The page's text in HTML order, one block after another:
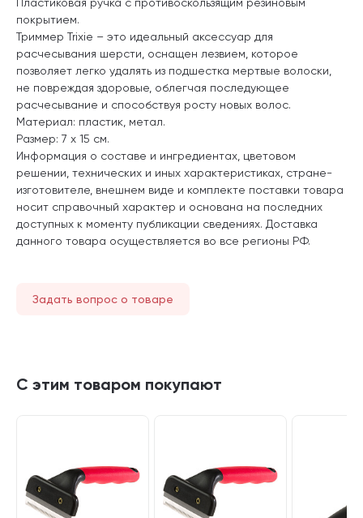
покрытием.
Триммер Trixie – это идеальный аксессуар для
расчесывания шерсти, оснащен лезвием, которое
позволяет легко удалять из подшестка мертвые волоски,
не повреждая здоровые, облегчая последующее
расчесывание и способствуя росту новых волос.
Материал: пластик, метал.
Размер: 7 х 15 см.
Информация о составе и ингредиентах, цветовом
решении, технических и иных характеристиках, стране-
изготовителе, внешнем виде и комплекте поставки товара
носит справочный характер и основана на последних
доступных к моменту публикации сведениях. Доставка
данного товара осуществляется во все регионы РФ.
Задать вопрос о товаре
С этим товаром покупают